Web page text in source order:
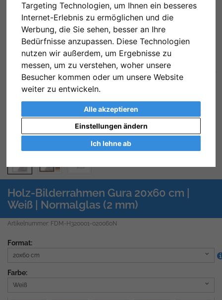
Targeting Technologien, um Ihnen ein besseres
Internet-Erlebnis zu ermöglichen und die
Werbung, die Sie sehen, besser an Ihre
Bedürfnisse anzupassen. Diese Technologien
nutzen wir außerdem, um Ergebnisse zu
messen, um zu verstehen, woher unsere
Besucher kommen oder um unsere Website
weiter zu entwickeln.
Alle akzeptieren
Ich lehne ab
Einstellungen ändern
Zurück
Holz-Bilderrahmen Gura 20x60 cm |
Weiß | Normalglas (2 mm)
Artikelnummer: FDM-H320001-020060N
Format:
20x60 cm
Farbe:
Weiß